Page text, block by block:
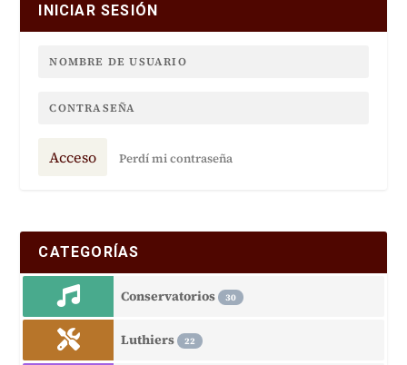
INICIAR SESIÓN
Acceso Perdí mi contraseña
CATEGORÍAS
Conservatorios 30
Luthiers 22